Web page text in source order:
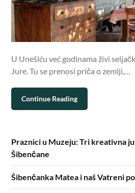
U Unešiću već godinama živi
Jure. Tu se prenosi priča o zemlji,…
Continue Reading
Praznici u Muzeju: Tri kreativna
Šibenčane
Šibenčanka Matea i naš Vatreni